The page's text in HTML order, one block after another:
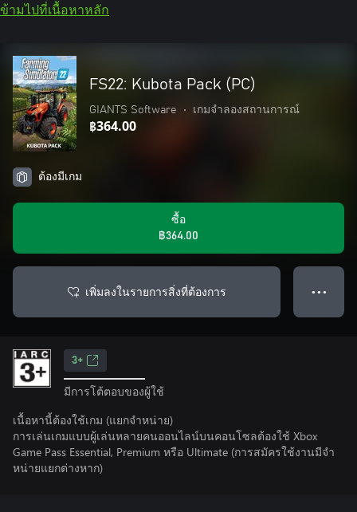
ข้ามไปที่เนื้อหาหลัก
FS22: Kubota Pack (PC)
GIANTS Software • เกมจำลองสถานการณ์
฿364.00
ต้องมีเกม
ซื้อ
฿364.00
เพิ่มลงในรายการสิ่งที่ต้องการ ● ● ●
3+
มีการโต้ตอบของผู้ใช้
เนื้อหานี้ต้องใช้เกม (แยกจำหน่าย)
การเล่นเกมแบบผู้เล่นหลายคนออนไลน์บนคอนโซลต้องใช้ Xbox
Game Pass Essential, Premium หรือ Ultimate (การสมัครใช้งานมีจํา
หน่ายแยกต่างหาก)